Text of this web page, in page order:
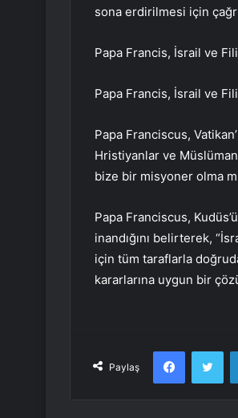
sona erdirilmesi için
Papa Francis, İsrail ve
Papa Francis, İsrail ve
Papa Franciscus,
Hristiyanlar ve
bize bir misyoner olma
Papa Franciscus,
inandığını belirterek,
için tüm taraflarla
kararlarına uygun bir
Paylaş
Facebook